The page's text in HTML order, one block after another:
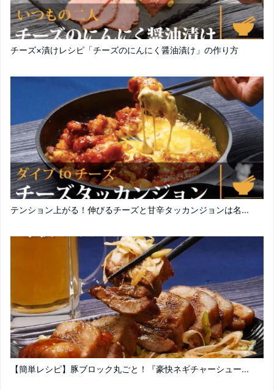
チーズ×漬けレシピ「チーズのにんにく醤油漬け」の作り方
テンション上がる！伸びるチーズと甘辛タッカンジョンは名...
【簡単レシピ】豚ブロック丸ごと！『豪快ネギチャーシュー...